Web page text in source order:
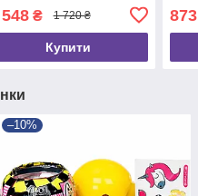
₴ 1 720 ₴
Купити
873
–10%